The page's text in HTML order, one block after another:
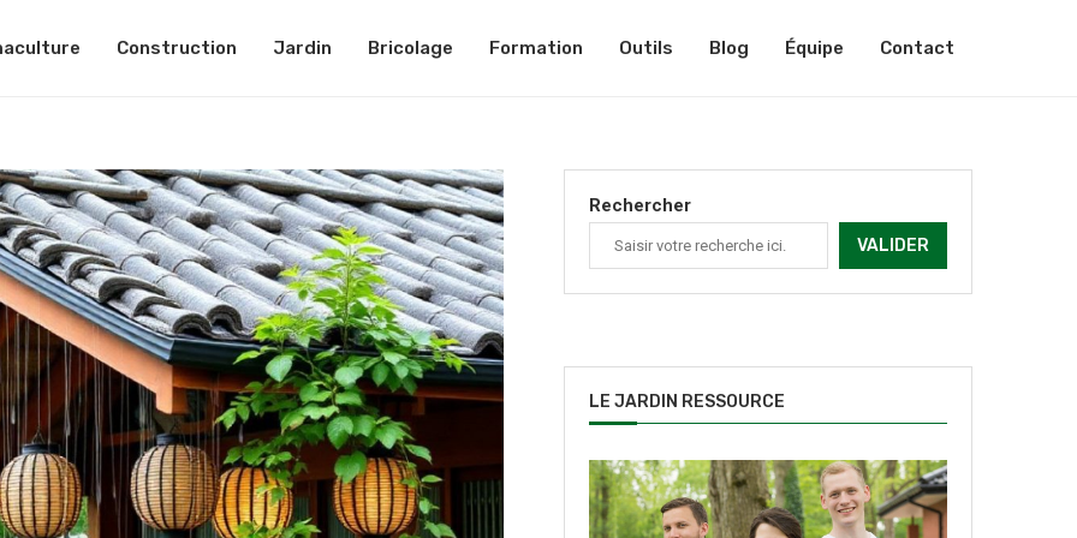
Construction Jardin Bricolage Formation Outils Blog Équipe Contact
Rechercher
VALIDER
LE JARDIN RESSOURCE